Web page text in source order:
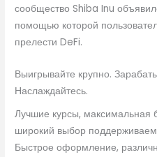
сообщество Shiba Inu
помощью которой
прелести DeFi.
Выигрывайте крупно.
Наслаждайтесь.
Лучшие курсы, максимальная
широкий выбор
Быстрое оформление,